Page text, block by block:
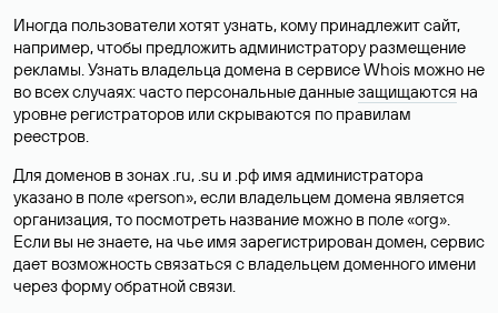
Иногда пользователи хотят узнать, кому принадлежит сайт,
например, чтобы предложить администратору размещение
рекламы. Узнать владельца домена в сервисе Whois можно не
во всех случаях: часто персональные данныезащищаются на
уровне регистраторов или скрываются по правилам
реестров.
Для доменов в зонах .ru, .su и .рф имя администратора
указано в поле «person», если владельцем домена является
организация, то посмотреть название можно в поле «org».
Если вы не знаете, на чье имя зарегистрирован домен, сервис
дает возможность связаться с владельцем доменного имени
через форму обратной связи.